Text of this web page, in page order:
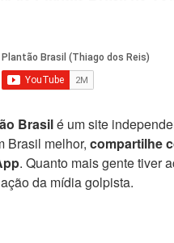
Brasilé um site
Brasil melhor, compartilhe
. Quanto mais gente tiver
da mídia golpista.